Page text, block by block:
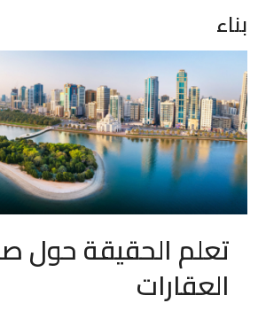
بناء
تعلم الحقيقة حول
العقارات